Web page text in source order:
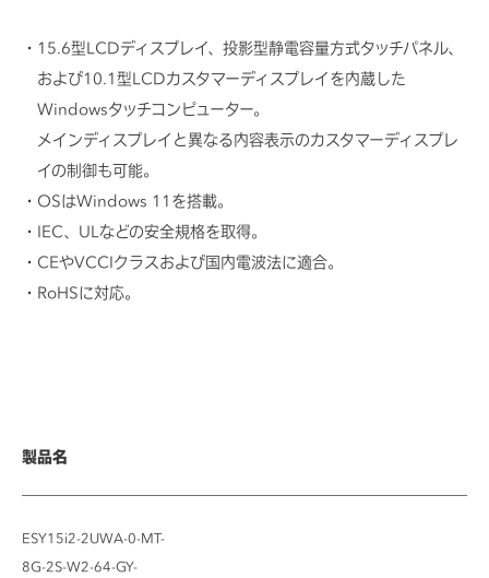
15.6型LCDディスプレイ、投影型静電容量方式タッチパネル、
および10.1型LCDカスタマーディスプレイを内蔵した
Windowsタッチコンピューター。
メインディスプレイと異なる内容表示のカスタマーディスプレ
イの制御も可能。
OSはWindows 11を搭載。
IEC、ULなどの安全規格を取得。
CEやVCCIクラスおよび国内電波法に適合。
RoHSに対応。
製品名
ESY15i2-2UWA-0-MT-
8G-2S-W2-64-GY-